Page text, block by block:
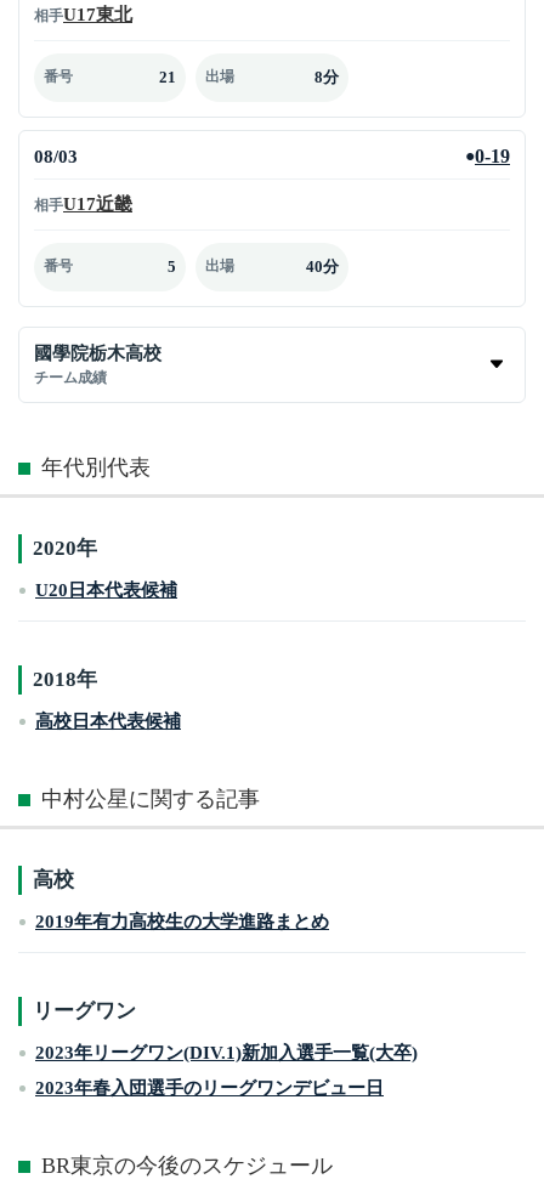
相手U17東北
番号 21 出場 8分
08/03 ●0-19
相手U17近畿
番号 5 出場 40分
國學院栃木高校
チーム成績
年代別代表
2020年
U20日本代表候補
2018年
高校日本代表候補
中村公星に関する記事
高校
2019年有力高校生の大学進路まとめ
リーグワン
2023年リーグワン(DIV.1)新加入選手一覧(大卒)
2023年春入団選手のリーグワンデビュー日
BR東京の今後のスケジュール